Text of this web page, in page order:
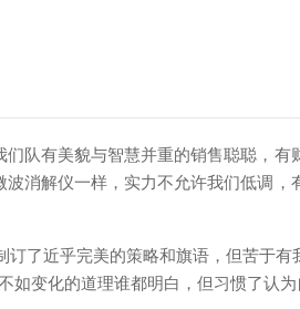
队有美貌与智慧并重的销售聪聪，
消解仪一样，实力不允许我们低调
了近乎完美的策略和旗语，但苦于
变化的道理谁都明白，但习惯了认